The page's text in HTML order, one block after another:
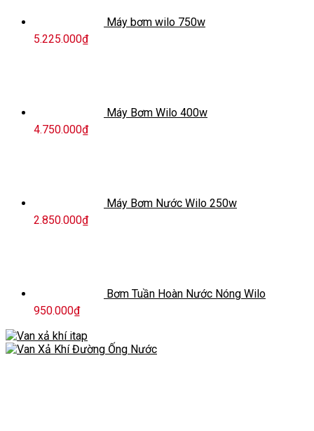
Máy bơm wilo 750w
5.225.000₫
Máy Bơm Wilo 400w
4.750.000₫
Máy Bơm Nước Wilo 250w
2.850.000₫
Bơm Tuần Hoàn Nước Nóng Wilo
950.000₫